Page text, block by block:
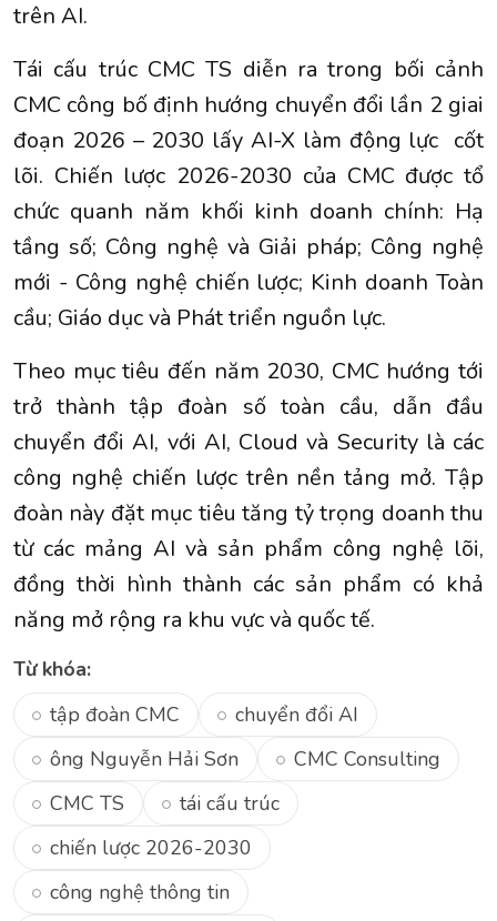
trên AI.
Tái cấu trúc CMC TS diễn ra trong bối cảnh
CMC công bố định hướng chuyển đổi lần 2 giai
đoạn 2026 – 2030 lấy AI-X làm động lực cốt
lõi. Chiến lược 2026-2030 của CMC được tổ
chức quanh năm khối kinh doanh chính: Hạ
tầng số; Công nghệ và Giải pháp; Công nghệ
mới - Công nghệ chiến lược; Kinh doanh Toàn
cầu; Giáo dục và Phát triển nguồn lực.
Theo mục tiêu đến năm 2030, CMC hướng tới
trở thành tập đoàn số toàn cầu, dẫn đầu
chuyển đổi AI, với AI, Cloud và Security là các
công nghệ chiến lược trên nền tảng mở. Tập
đoàn này đặt mục tiêu tăng tỷ trọng doanh thu
từ các mảng AI và sản phẩm công nghệ lõi,
đồng thời hình thành các sản phẩm có khả
năng mở rộng ra khu vực và quốc tế.
Từ khóa:
tập đoàn CMC
chuyển đổi AI
ông Nguyễn Hải Sơn
CMC Consulting
CMC TS
tái cấu trúc
chiến lược 2026-2030
công nghệ thông tin